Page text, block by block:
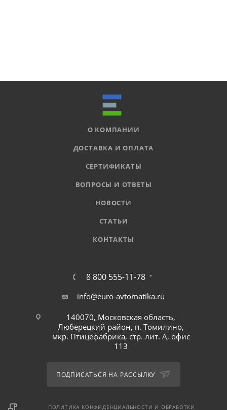
О КОМПАНИИ
ДОСТАВКА И ОПЛАТА
СЕРТИФИКАТЫ
ВОПРОСЫ И ОТВЕТЫ
НОВОСТИ
СТАТЬИ
КОНТАКТЫ
8 800 555-11-78
info@euro-avtomatika.ru
140070, Московская область,
Люберецкий район, п. Томилино,
мкр. Птицефабрика, стр. лит. А, офис
113
ПОДПИСАТЬСЯ НА РАССЫЛКУ
ПОЛИТИКА КОНФИДЕНЦИАЛЬНОСТИ И ОБРАБОТКИ